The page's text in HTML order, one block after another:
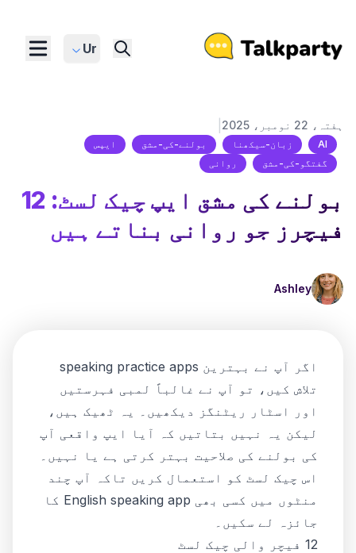
Ur
ہفتہ، 22 نومبر، 2025
AI زبان-سیکھنا بولنے-کی-مشق
ایپس
گفتگو-کی-مشق
روانی
بولنے کی مشق ایپ چیک لسٹ: 12
فیچرز جو روانی بناتے ہیں
Ashley
اگر آپ نے بہترین speaking practice apps
تلاش کیں، تو آپ نے غالباً لمبی فہرستیں
اور اسٹار ریٹنگز دیکھیں۔ یہ ٹھیک ہیں،
لیکن یہ نہیں بتاتیں کہ آیا ایپ واقعی آپ
کی بولنے کی صلاحیت بہتر کرتی ہے یا نہیں۔
اس چیک لسٹ کو استعمال کریں تاکہ آپ چند
منٹوں میں کسی بھی English speaking app کا
جائزہ لے سکیں۔
12 فیچر والی چیک لسٹ